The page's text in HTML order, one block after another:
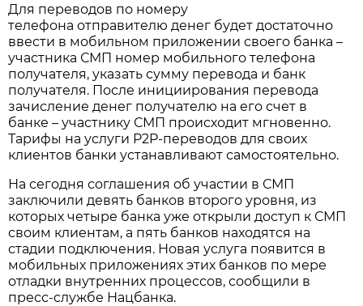
Для переводов по номеру
телефона отправителю денег будет достаточно
ввести в мобильном приложении своего банка –
участника СМП номер мобильного телефона
получателя, указать сумму перевода и банк
получателя. После инициирования перевода
зачисление денег получателю на его счет в
банке – участнику СМП происходит мгновенно.
Тарифы на услуги P2P-переводов для своих
клиентов банки устанавливают самостоятельно.
На сегодня соглашения об участии в СМП
заключили девять банков второго уровня, из
которых четыре банка уже открыли доступ к СМП
своим клиентам, а пять банков находятся на
стадии подключения. Новая услуга появится в
мобильных приложениях этих банков по мере
отладки внутренних процессов, сообщили в
пресс-службе Нацбанка.